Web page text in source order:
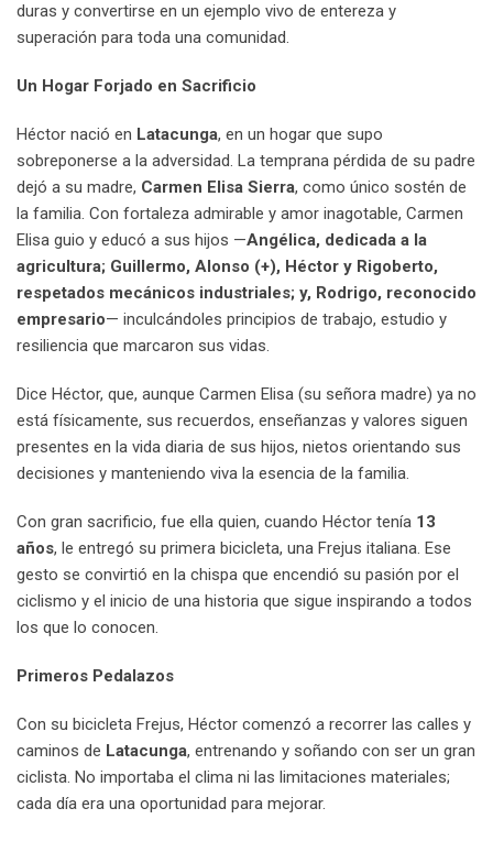
duras y convertirse en un ejemplo vivo de entereza y
superación para toda una comunidad.
Un Hogar Forjado en Sacrificio
Héctor nació en Latacunga, en un hogar que supo
sobreponerse a la adversidad. La temprana pérdida de su padre
dejó a su madre, Carmen Elisa Sierra, como único sostén de
la familia. Con fortaleza admirable y amor inagotable, Carmen
Elisa guio y educó a sus hijos —Angélica, dedicada a la
agricultura; Guillermo, Alonso (+), Héctor y Rigoberto,
respetados mecánicos industriales; y, Rodrigo, reconocido
empresario— inculcándoles principios de trabajo, estudio y
resiliencia que marcaron sus vidas.
Dice Héctor, que, aunque Carmen Elisa (su señora madre) ya no
está físicamente, sus recuerdos, enseñanzas y valores siguen
presentes en la vida diaria de sus hijos, nietos orientando sus
decisiones y manteniendo viva la esencia de la familia.
Con gran sacrificio, fue ella quien, cuando Héctor tenía 13
años, le entregó su primera bicicleta, una Frejus italiana. Ese
gesto se convirtió en la chispa que encendió su pasión por el
ciclismo y el inicio de una historia que sigue inspirando a todos
los que lo conocen.
Primeros Pedalazos
Con su bicicleta Frejus, Héctor comenzó a recorrer las calles y
caminos de Latacunga, entrenando y soñando con ser un gran
ciclista. No importaba el clima ni las limitaciones materiales;
cada día era una oportunidad para mejorar.